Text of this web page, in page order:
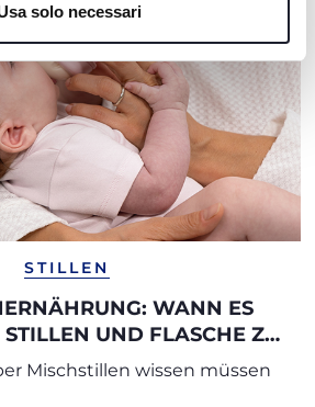
solo necessari
STILLEN
WANN ES
UND FLASCHE ZU
Mischstillen wissen müssen